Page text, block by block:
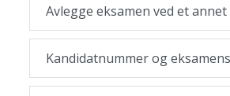
Avlegge eksamen ved et annet
Kandidatnummer og